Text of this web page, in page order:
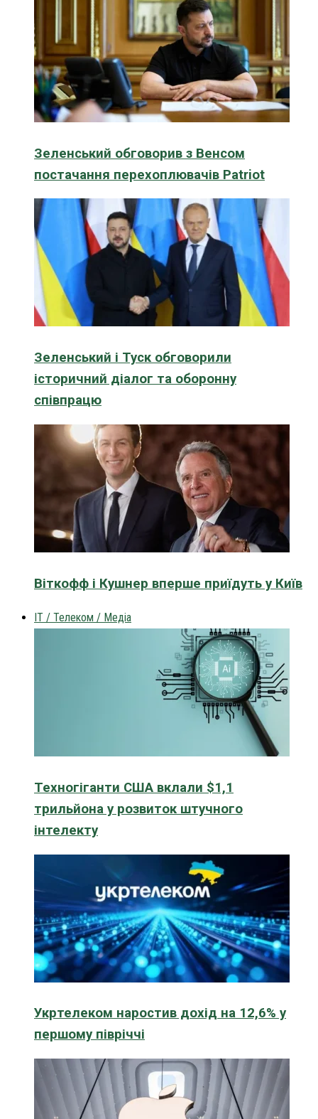
Зеленський обговорив з Венсом
постачання перехоплювачів Patriot
Зеленський і Туск обговорили
історичний діалог та оборонну
співпрацю
Віткофф і Кушнер вперше приїдуть у Київ
IT / Телеком / Медіа
Техногіганти США вклали $1,1
трильйона у розвиток штучного
інтелекту
Укртелеком наростив дохід на 12,6% у
першому півріччі